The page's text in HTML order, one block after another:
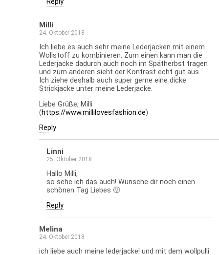
Milli
24. Oktober 2018
Ich liebe es auch sehr meine Lederjacken mit einem
Wollstoff zu kombinieren. Zum einen kann man die
Lederjacke dadurch auch noch im Spätherbst tragen
und zum anderen sieht der Kontrast echt gut aus.
Ich ziehe deshalb auch super gerne eine dicke
Strickjacke unter meine Lederjacke.
Liebe Grüße, Milli
(https://www.millilovesfashion.de)
Reply
Linni
25. Oktober 2018
Hallo Milli,
so sehe ich das auch! Wünsche dir noch einen
schönen Tag Liebes 🙂
Reply
Melina
24. Oktober 2018
ich liebe auch meine lederjacke! und mit dem wollpulli